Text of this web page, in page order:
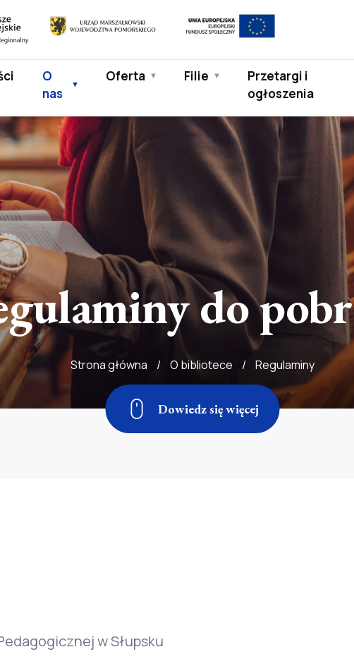
Urząd
Województwa
Pomorskiego
Europejski
Społeczny
O
nas
Oferta Filie
Przetargi i
ogłoszenia
do
Strona główna / O bibliotece / Regulaminy
Dowiedz się więcej
w Słupsku